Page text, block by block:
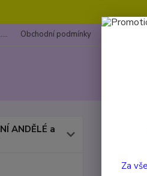
Obchodní podmínky
ANDĚLÉ a
Za